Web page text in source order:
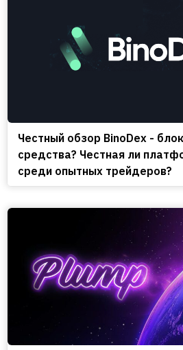
Честный обзор BinoDex -
средства? Честная ли
среди опытных трейдеров?